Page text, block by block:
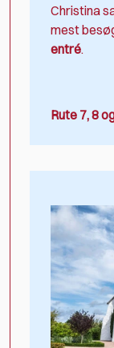
Christina
mest
entré.
Rute 7, 8